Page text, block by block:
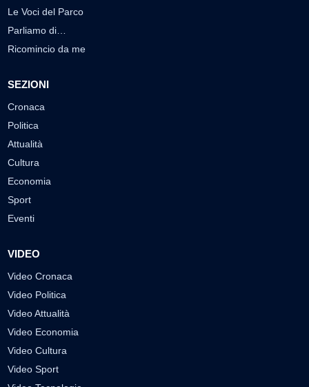
Le Voci del Parco
Parliamo di…
Ricomincio da me
SEZIONI
Cronaca
Politica
Attualità
Cultura
Economia
Sport
Eventi
VIDEO
Video Cronaca
Video Politica
Video Attualità
Video Economia
Video Cultura
Video Sport